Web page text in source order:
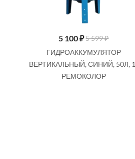
5 100₽5 599 ₽
ГИДРОАККУМУЛЯТОР
ВЕРТИКАЛЬНЫЙ, СИНИЙ, 50Л,
РЕМОКОЛОР